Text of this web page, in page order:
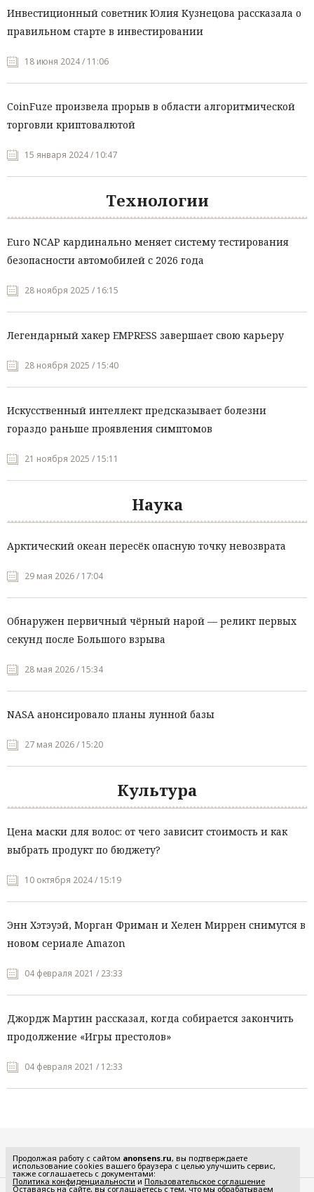
Инвестиционный советник Юлия Кузнецова рассказала о
правильном старте в инвестировании
18 июня 2024 / 11:06
CoinFuze произвела прорыв в области алгоритмической
торговли криптовалютой
15 января 2024 / 10:47
Технологии
Euro NCAP кардинально меняет систему тестирования
безопасности автомобилей с 2026 года
28 ноября 2025 / 16:15
Легендарный хакер EMPRESS завершает свою карьеру
28 ноября 2025 / 15:40
Искусственный интеллект предсказывает болезни
гораздо раньше проявления симптомов
21 ноября 2025 / 15:11
Наука
Арктический океан пересёк опасную точку невозврата
29 мая 2026 / 17:04
Обнаружен первичный чёрный нарой — реликт первых
секунд после Большого взрыва
28 мая 2026 / 15:34
NASA анонсировало планы лунной базы
27 мая 2026 / 15:20
Культура
Цена маски для волос: от чего зависит стоимость и как
выбрать продукт по бюджету?
10 октября 2024 / 15:19
Энн Хэтэуэй, Морган Фриман и Хелен Миррен снимутся в
новом сериале Amazon
04 февраля 2021 / 23:33
Джордж Мартин рассказал, когда собирается закончить
продолжение «Игры престолов»
04 февраля 2021 / 12:33
Продолжая работу с сайтом anonsens.ru, вы подтверждаете
использование cookies вашего браузера с целью улучшить сервис,
также соглашаетесь с документами:
Политика конфиденциальности и Пользовательское соглашение
Оставаясь на сайте, вы соглашаетесь с тем, что мы обрабатываем